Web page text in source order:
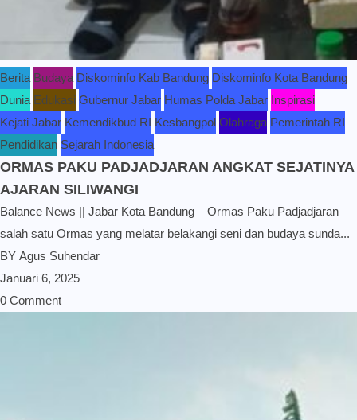
Berita Budaya Diskominfo Kab Bandung Diskominfo Kota Bandung
Dunia Edukasi Gubernur Jabar Humas Polda Jabar Inspirasi
Kejati Jabar Kemendikbud RI Kesbangpol Olahraga Pemerintah RI
Pendidikan Sejarah Indonesia
ORMAS PAKU PADJADJARAN ANGKAT SEJATINYA
AJARAN SILIWANGI
Balance News || Jabar Kota Bandung – Ormas Paku Padjadjaran
salah satu Ormas yang melatar belakangi seni dan budaya sunda...
BY Agus Suhendar
Januari 6, 2025
0 Comment